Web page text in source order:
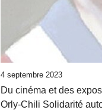
4 septembre 2023
Du cinéma et des
Orly-Chili Solidarité